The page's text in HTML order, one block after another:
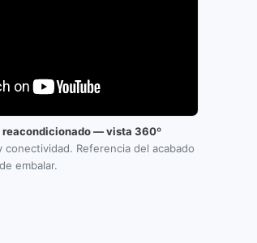
reacondicionado — vista 360º
conectividad. Referencia del acabado
embalar.